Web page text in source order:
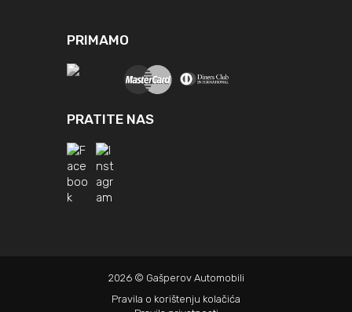
PRIMAMO
PRATITE NAS
2026 © Gašperov Automobili
Pravila o korištenju kolačića